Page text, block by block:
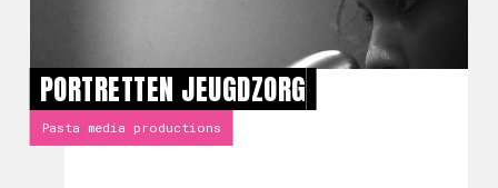
PORTRETTEN JEUGDZORG
Pasta media productions